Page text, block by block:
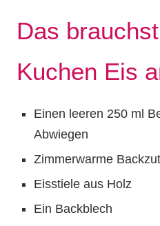
Das
Kuchen Eis
Einen leeren 250 ml
Abwiegen
Zimmerwarme
Eisstiele aus Holz
Ein Backblech